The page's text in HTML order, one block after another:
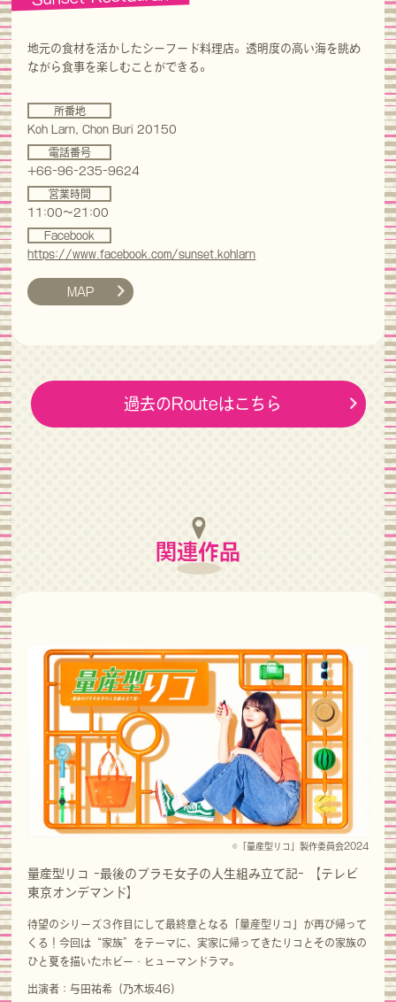
地元の食材を活かしたシーフード料理店。透明度の高い海を眺め
ながら食事を楽しむことができる。
所番地
Koh Larn, Chon Buri 20150
電話番号
+66-96-235-9624
営業時間
11:00～21:00
Facebook
https://www.facebook.com/sunset.kohlarn
MAP
過去のRouteはこちら
関連作品
©「量産型リコ」製作委員会2024
量産型リコ -最後のプラモ女子の人生組み立て記- 【テレビ
東京オンデマンド】
待望のシリーズ３作目にして最終章となる「量産型リコ」が再び帰って
くる！今回は“家族”をテーマに、実家に帰ってきたリコとその家族の
ひと夏を描いたホビー・ヒューマンドラマ。
出演者：与田祐希（乃木坂46）